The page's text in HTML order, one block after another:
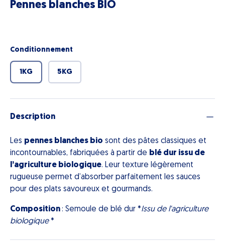
Pennes blanches BIO
Conditionnement
1KG 5KG
Description
Les pennes blanches bio sont des pâtes classiques et
incontournables, fabriquées à partir de blé dur issu de
l’agriculture biologique. Leur texture légèrement
rugueuse permet d’absorber parfaitement les sauces
pour des plats savoureux et gourmands.
Composition: Semoule de blé dur *Issu de l'agriculture
biologique*